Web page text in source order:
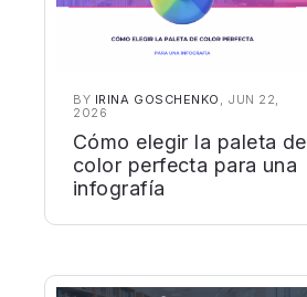
BY IRINA GOSCHENKO , JUN 22,
2026
Cómo elegir la paleta de
color perfecta para una
infografía